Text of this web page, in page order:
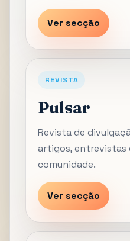
Ver secção
REVISTA
Pulsar
Revista de
artigos, entrevistas
comunidade.
Ver secção